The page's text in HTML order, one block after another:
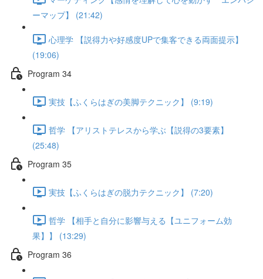
ーマップ】 (21:42)
心理学 【説得力や好感度UPで集客できる両面提示】
(19:06)
Program 34
実技【ふくらはぎの美脚テクニック】 (9:19)
哲学 【アリストテレスから学ぶ【説得の3要素】
(25:48)
Program 35
実技【ふくらはぎの脱力テクニック】 (7:20)
哲学 【相手と自分に影響与える【ユニフォーム効
果】】 (13:29)
Program 36